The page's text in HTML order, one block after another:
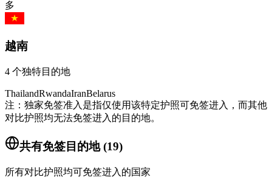
多
越南
4 个独特目的地
ThailandRwandaIranBelarus
注：独家免签准入是指仅使用该特定护照可免签进入，而其他
对比护照均无法免签进入的目的地。
共有免签目的地(19)
所有对比护照均可免签进入的国家